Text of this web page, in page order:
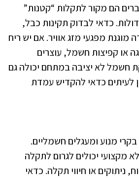
הם מקור לתקלות “קטנות”
כדאי לבדוק תקינות כבל,
מוגנת מפגעי מזג אוויר. אם יש ריח
או קפיצות חשמל, עוצרים
חשמל לא יציבה במתחם יכולה גם
לעיתים כדאי להקדיש עמדת
מנוע ומעגלים חשמליים.
מקצועי יכולים לגרום לתקלה
ניתוקים או חיווי תקלה. כדאי